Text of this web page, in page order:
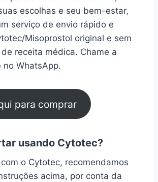
escolhas e seu bem-estar,
serviço de envio rápido e
Misoprostol original e sem
receita médica. Chame a
no WhatsApp.
para comprar
usando Cytotec?
o Cytotec, recomendamos
acima, por conta da